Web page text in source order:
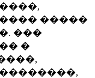
�����
���
�